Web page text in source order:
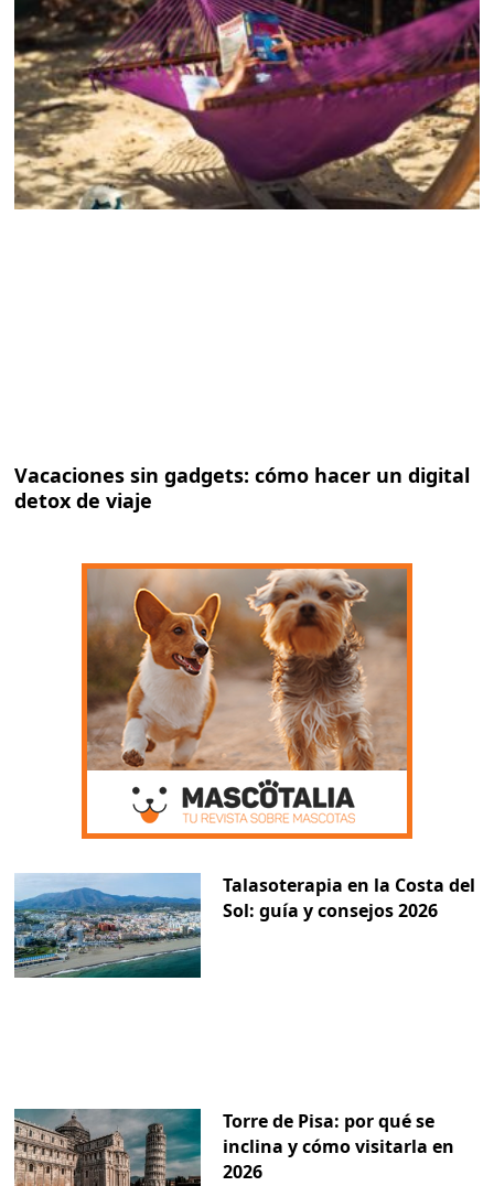
Vacaciones sin gadgets: cómo hacer un digital
detox de viaje
Talasoterapia en la Costa del
Sol: guía y consejos 2026
Torre de Pisa: por qué se
inclina y cómo visitarla en
2026